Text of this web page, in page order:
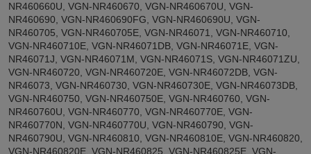
NR460660U, VGN-NR460670, VGN-NR460670U, VGN-
NR460690, VGN-NR460690FG, VGN-NR460690U, VGN-
NR460705, VGN-NR460705E, VGN-NR46071, VGN-NR460710,
VGN-NR460710E, VGN-NR46071DB, VGN-NR46071E, VGN-
NR46071J, VGN-NR46071M, VGN-NR46071S, VGN-NR46071ZU,
VGN-NR460720, VGN-NR460720E, VGN-NR46072DB, VGN-
NR46073, VGN-NR460730, VGN-NR460730E, VGN-NR46073DB,
VGN-NR460750, VGN-NR460750E, VGN-NR460760, VGN-
NR460760U, VGN-NR460770, VGN-NR460770E, VGN-
NR460770N, VGN-NR460770U, VGN-NR460790, VGN-
NR460790U, VGN-NR460810, VGN-NR460810E, VGN-NR460820,
VGN-NR460820E, VGN-NR460825, VGN-NR460825E, VGN-